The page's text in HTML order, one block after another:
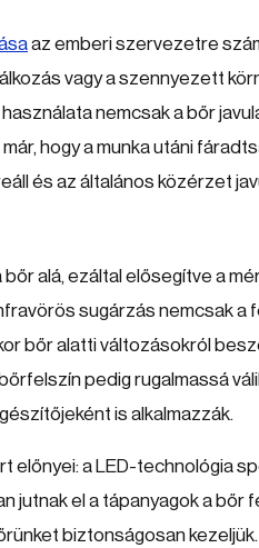
az emberi szervezetre
vagy a szennyezett
nemcsak a bőr
hogy a munka utáni
és az általános közérzet
alá, ezáltal elősegítve a
sugárzás nemcsak a
bőr alatti változásokról
pedig rugalmassá
is alkalmazzák.
előnyei: a LED-technológia
jutnak el a tápanyagok a
biztonságosan kezeljük.